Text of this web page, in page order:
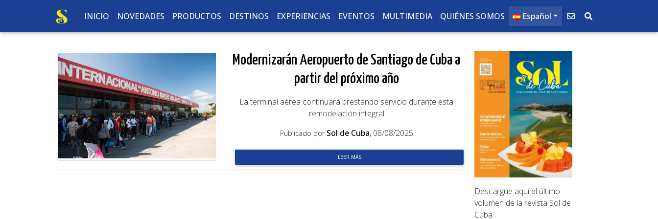
INICIO NOVEDADES PRODUCTOS DESTINOS EXPERIENCIAS EVENTOS MULTIMEDIA QUIÉNES SOMOS Español
Modernizarán Aeropuerto de Santiago de Cuba a
partir del próximo año
La terminal aérea continuará prestando servicio durante esta
remodelación integral
Publicado por Sol de Cuba, 08/08/2025
LEER MÁS
Descargue aquí el último
volumen de la revista Sol de
Cuba